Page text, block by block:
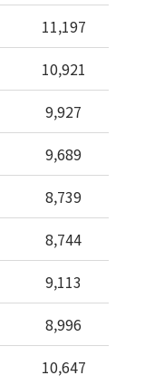
11,197
10,921
9,927
9,689
8,739
8,744
9,113
8,996
10,647